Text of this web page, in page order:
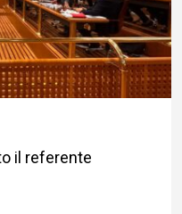
il referente